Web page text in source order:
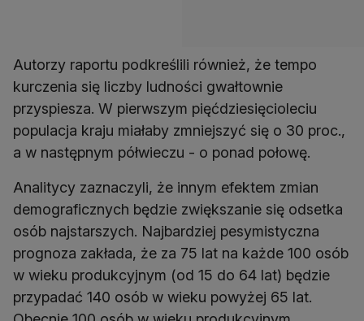
Autorzy raportu podkreślili również, że tempo
kurczenia się liczby ludności gwałtownie
przyspiesza. W pierwszym pięćdziesięcioleciu
populacja kraju miałaby zmniejszyć się o 30 proc.,
a w następnym półwieczu - o ponad połowę.
Analitycy zaznaczyli, że innym efektem zmian
demograficznych będzie zwiększanie się odsetka
osób najstarszych. Najbardziej pesymistyczna
prognoza zakłada, że za 75 lat na każde 100 osób
w wieku produkcyjnym (od 15 do 64 lat) będzie
przypadać 140 osób w wieku powyżej 65 lat.